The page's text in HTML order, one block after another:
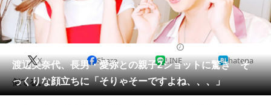
住まい 教育・育児
動物 リサーチ
会員記事
メディア
渡辺美奈代、長男・愛弥との親子2ショットに驚き そ
っくりな顔立ちに「そりゃそーですよね、、、」
X Share LINE hatena
似てる。